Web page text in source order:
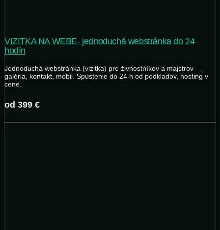
VIZITKA NA WEBE- jednoduchá webstránka do 24
hodín
Jednoduchá webstránka (vizitka) pre živnostníkov a majstrov —
galéria, kontakt, mobil. Spustenie do 24 h od podkladov, hosting v
cene.
od 399 €